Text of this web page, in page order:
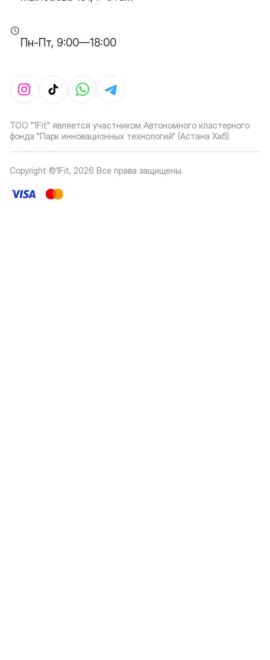
Пн-Пт, 9:00—18:00
ТОО "1Fit" является участником Автономного кластерного
фонда "Парк инновационных технологий" (Астана Хаб)
Copyright ©1Fit, 2026 Все права защищены.